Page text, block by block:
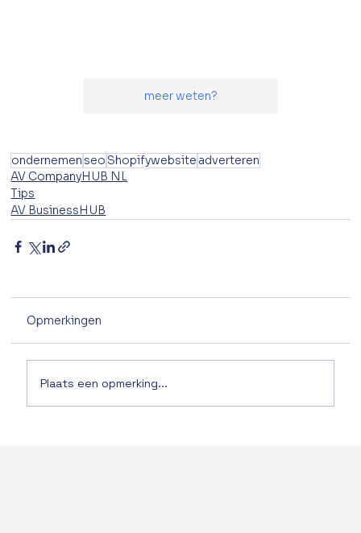
meer weten?
ondernemen seo Shopifywebsite adverteren
AV CompanyHUB NL
Tips
AV BusinessHUB
Opmerkingen
Plaats een opmerking...